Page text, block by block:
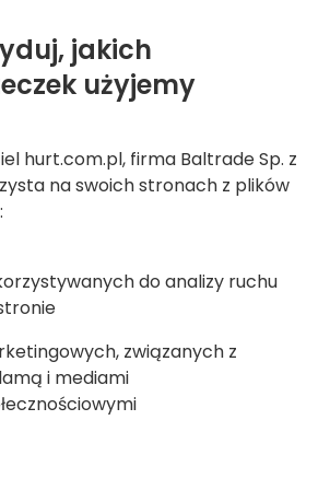
mnie o dostępności
jakich
użyjemy
hurt.com.pl, firma Baltrade Sp. z
na swoich stronach z plików
do analizy ruchu
związanych z
i mediami